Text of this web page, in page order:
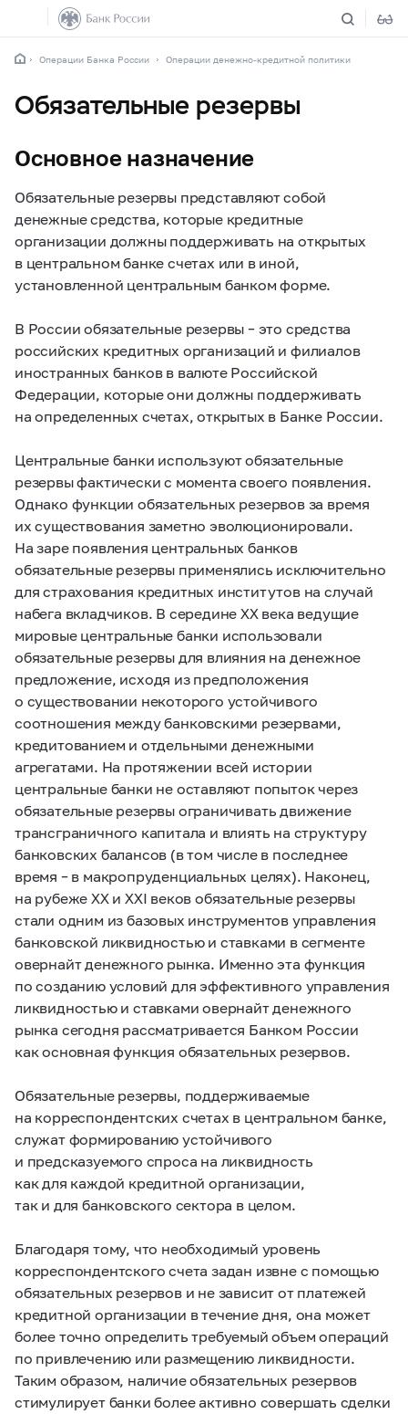
Операции Банка России Операции денежно-кредитной политики
Обязательные резервы
Основное назначение
Обязательные резервы представляют собой
денежные средства, которые кредитные
организации должны поддерживать на открытых
в центральном банке счетах или в иной,
установленной центральным банком форме.
В России обязательные резервы – это средства
российских кредитных организаций и филиалов
иностранных банков в валюте Российской
Федерации, которые они должны поддерживать
на определенных счетах, открытых в Банке России.
Центральные банки используют обязательные
резервы фактически с момента своего появления.
Однако функции обязательных резервов за время
их существования заметно эволюционировали.
На заре появления центральных банков
обязательные резервы применялись исключительно
для страхования кредитных институтов на случай
набега вкладчиков. В середине XX века ведущие
мировые центральные банки использовали
обязательные резервы для влияния на денежное
предложение, исходя из предположения
о существовании некоторого устойчивого
соотношения между банковскими резервами,
кредитованием и отдельными денежными
агрегатами. На протяжении всей истории
центральные банки не оставляют попыток через
обязательные резервы ограничивать движение
трансграничного капитала и влиять на структуру
банковских балансов (в том числе в последнее
время – в макропруденциальных целях). Наконец,
на рубеже XX и XXI веков обязательные резервы
стали одним из базовых инструментов управления
банковской ликвидностью и ставками в сегменте
овернайт денежного рынка. Именно эта функция
по созданию условий для эффективного управления
ликвидностью и ставками овернайт денежного
рынка сегодня рассматривается Банком России
как основная функция обязательных резервов.
Обязательные резервы, поддерживаемые
на корреспондентских счетах в центральном банке,
служат формированию устойчивого
и предсказуемого спроса на ликвидность
как для каждой кредитной организации,
так и для банковского сектора в целом.
Благодаря тому, что необходимый уровень
корреспондентского счета задан извне с помощью
обязательных резервов и не зависит от платежей
кредитной организации в течение дня, она может
более точно определить требуемый объем операций
по привлечению или размещению ликвидности.
Таким образом, наличие обязательных резервов
стимулирует банки более активно совершать сделки